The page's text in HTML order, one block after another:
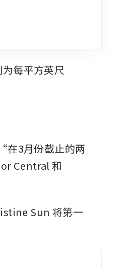
每平方英尺
在3月份截止的两
Central 和
Sun 将第一